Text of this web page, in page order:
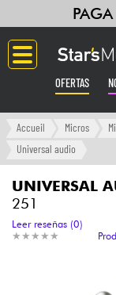
OFERTAS
Langue
Accueil Micros
Universal audio
UNIVERSAL
251
★ ★ ★ ★ ★
★ ★ ★ ★ ★
Leer reseñas (0)